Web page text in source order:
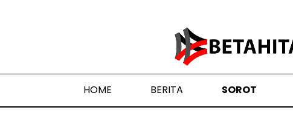
HOME BERITA SOROT